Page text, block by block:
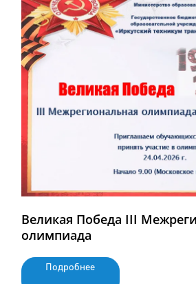
Великая Победа III
олимпиада
Подробнее